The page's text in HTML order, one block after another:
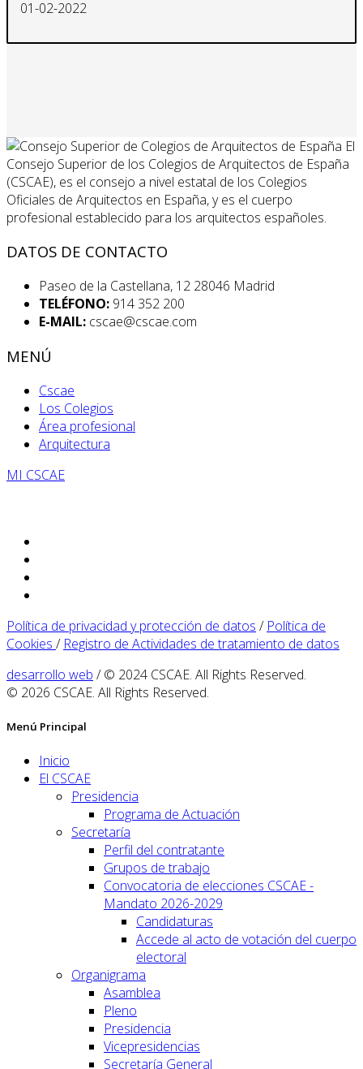
01-02-2022
El
Consejo Superior de los Colegios de Arquitectos de España
(CSCAE), es el consejo a nivel estatal de los Colegios
Oficiales de Arquitectos en España, y es el cuerpo
profesional establecido para los arquitectos españoles.
DATOS DE CONTACTO
Paseo de la Castellana, 12 28046 Madrid
TELÉFONO: 914 352 200
E-MAIL: cscae@cscae.com
MENÚ
Cscae
Los Colegios
Área profesional
Arquitectura
MI CSCAE
Política de privacidad y protección de datos / Política de
Cookies / Registro de Actividades de tratamiento de datos
desarrollo web / © 2024 CSCAE. All Rights Reserved.
© 2026 CSCAE. All Rights Reserved.
Menú Principal
Inicio
El CSCAE
Presidencia
Programa de Actuación
Secretaría
Perfil del contratante
Grupos de trabajo
Convocatoria de elecciones CSCAE -
Mandato 2026-2029
Candidaturas
Accede al acto de votación del cuerpo
electoral
Organigrama
Asamblea
Pleno
Presidencia
Vicepresidencias
Secretaría General